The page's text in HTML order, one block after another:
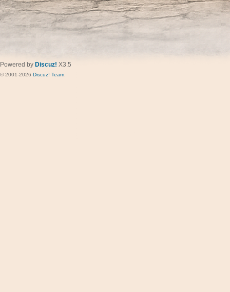
Powered by Discuz! X3.5
© 2001-2026 Discuz! Team